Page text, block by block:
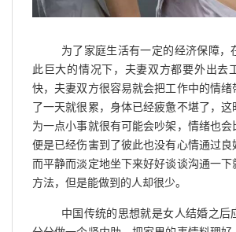
为了家庭生活有一定的经济保障，
此巨大的情况下，夫妻双方都要外出去
快，夫妻双方很容易就会把工作中的情
了一天就很累，身体已经疲惫不堪了，这
为一点小事就很有可能会吵架，情绪也会
便是已经伤害到了彼此也没有心情通过良
而平静而淡定地坐下来好好谈谈沟通一下
方法，但是能做到的人却很少。
中国传统的思想就是女人结婚之后